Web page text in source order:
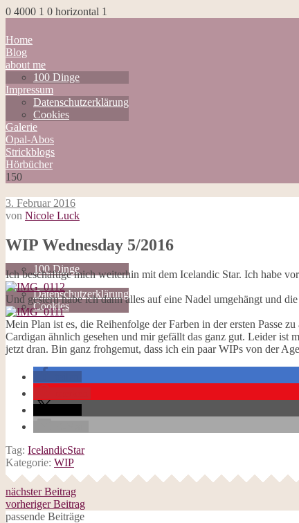
0 4000 1 0 horizontal 1
Home
Blog
about me
100 Dinge
Impressum
Datenschutzerklärung
Cookies
Galerie
Opal-Abos
Strickblogs
Hörbücher
150
Blog
100 Dinge
Impressum
Datenschutzerklärung
Cookies
Galerie
Opal-Abos
Strickblogs
Hörbücher
3. Februar 2016
von Nicole Luck
WIP Wednesday 5/2016
Ich beschäftige mich weiterhin mit dem Icelandic Star. Ich habe
Und gestern habe ich dann alles auf eine Nadel umgehängt und
Mein Plan ist es, die Reihenfolge der Farben in der ersten Passe
Cardigan ähnlich gesehen und mir gefällt das ganz gut. Leider ist
jetzt dran. Bin ganz frohgemut, dass ich ein paar WIPs von der
Tag: IcelandicStar
Kategorie: WIP
nächster Beitrag
vorheriger Beitrag
passende Beiträge